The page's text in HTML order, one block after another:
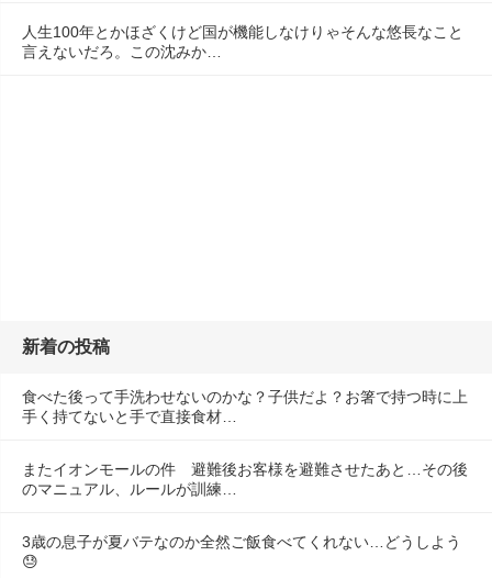
人生100年とかほざくけど国が機能しなけりゃそんな悠長なこと
言えないだろ。この沈みか…
新着の投稿
食べた後って手洗わせないのかな？子供だよ？お箸で持つ時に上
手く持てないと手で直接食材…
またイオンモールの件　避難後お客様を避難させたあと…その後
のマニュアル、ルールが訓練…
3歳の息子が夏バテなのか全然ご飯食べてくれない…どうしよう
😓